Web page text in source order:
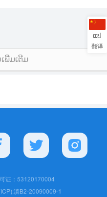
ພີ່ມເຕີມ
证：53120170004
滇B2-20090009-1
ແປ
翻译